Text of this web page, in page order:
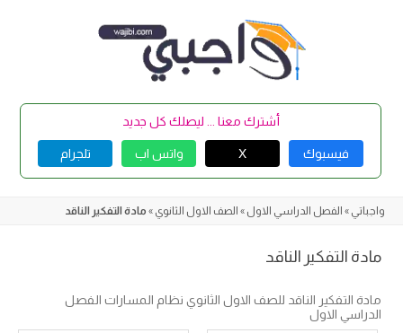
أشترك معنا ... ليصلك كل جديد
فيسبوك X واتس اب تلجرام
واجباتي » الفصل الدراسي الاول » الصف الاول الثانوي » مادة التفكير الناقد
مادة التفكير الناقد
مادة التفكير الناقد للصف الاول الثانوي نظام المسارات الفصل
الدراسي الاول